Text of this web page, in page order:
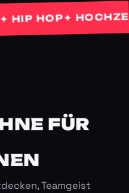
HOP✦
FÜR K
Teamgeist